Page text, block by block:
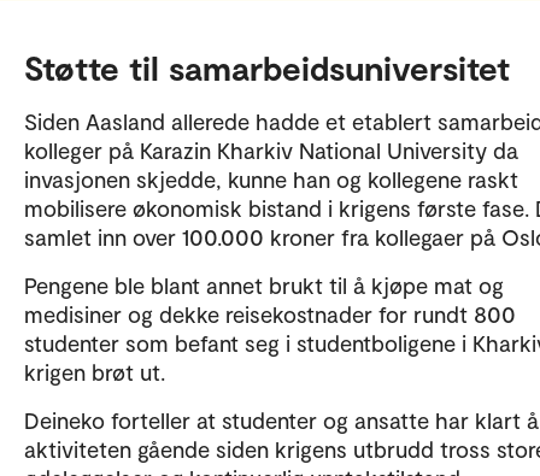
Støtte til samarbeidsuniversitet
Siden Aasland allerede hadde et etablert
kolleger på Karazin Kharkiv National University da
invasjonen skjedde, kunne han og kollegene raskt
mobilisere økonomisk bistand i krigens første fase.
samlet inn over 100.000 kroner fra kollegaer på
Pengene ble blant annet brukt til å kjøpe mat og
medisiner og dekke reisekostnader for rundt 800
studenter som befant seg i studentboligene i
krigen brøt ut.
Deineko forteller at studenter og ansatte har klart
aktiviteten gående siden krigens utbrudd tross